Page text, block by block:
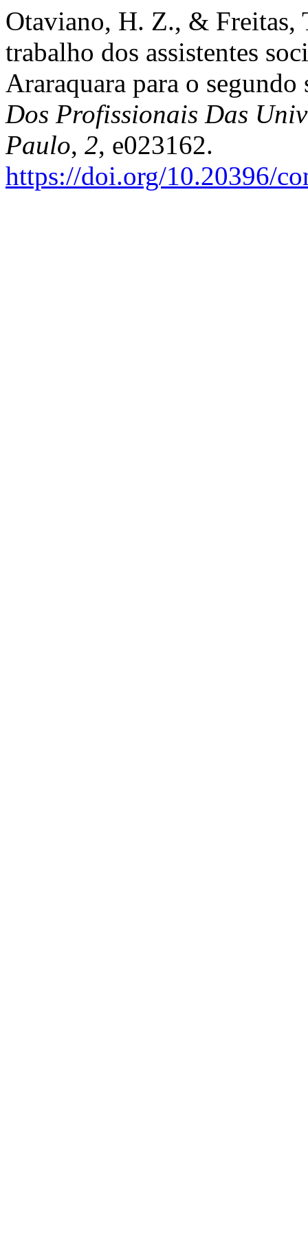
Otaviano, H. Z., & Freitas,
trabalho dos assistentes
Araraquara para o
Dos Profissionais Das
Paulo, 2, e023162.
https://doi.org/10.20396/